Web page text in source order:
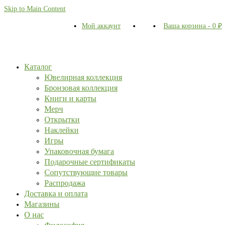
Skip to Main Content
Мой аккаунт Ваша корзина - 0 ₽
Каталог
Ювелирная коллекция
Бронзовая коллекция
Книги и карты
Мерч
Открытки
Наклейки
Игры
Упаковочная бумага
Подарочные сертификаты
Сопутствующие товары
Распродажа
Доставка и оплата
Магазины
О нас